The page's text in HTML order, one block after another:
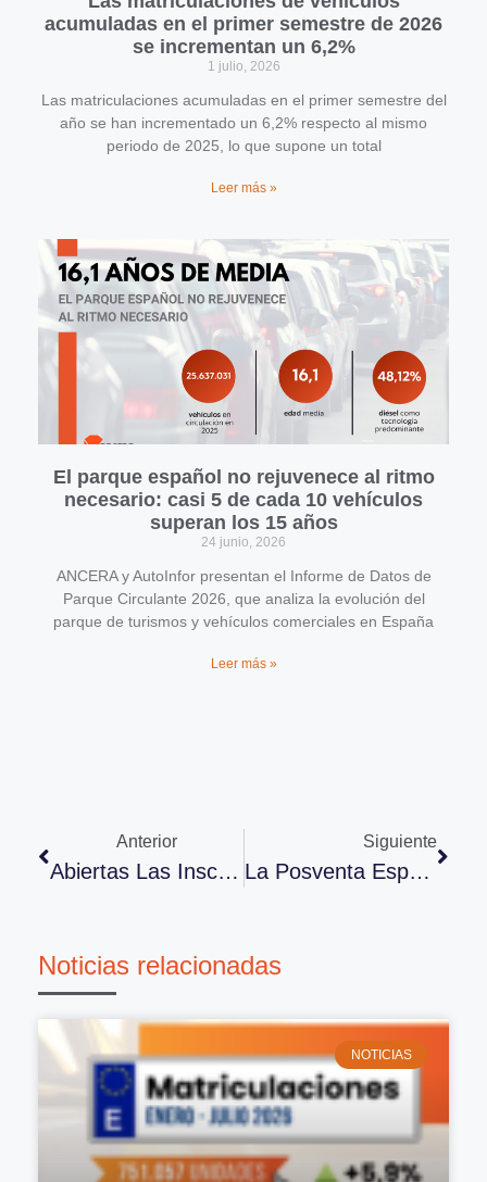
acumuladas en el primer semestre de 2026
se incrementan un 6,2%
1 julio, 2026
Las matriculaciones acumuladas en el primer semestre del
año se han incrementado un 6,2% respecto al mismo
periodo de 2025, lo que supone un total
Leer más »
El parque español no rejuvenece al ritmo
necesario: casi 5 de cada 10 vehículos
superan los 15 años
24 junio, 2026
ANCERA y AutoInfor presentan el Informe de Datos de
Parque Circulante 2026, que analiza la evolución del
parque de turismos y vehículos comerciales en España
Leer más »
Anterior
Abiertas Las Inscripciones Al 34º Congreso ANCERA
Siguiente
La Posventa Española Solicita Regulación Específica Para El Automóvil En La Ley De Datos Europea
Noticias relacionadas
NOTICIAS